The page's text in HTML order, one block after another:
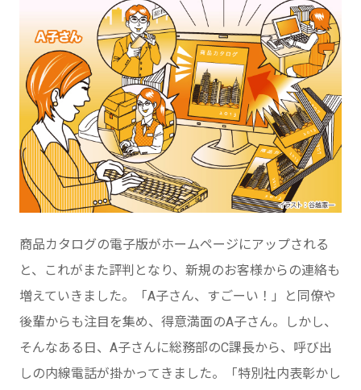
商品カタログの電子版がホームページにアップされる
と、これがまた評判となり、新規のお客様からの連絡も
増えていきました。「A子さん、すごーい！」と同僚や
後輩からも注目を集め、得意満面のA子さん。しかし、
そんなある日、A子さんに総務部のC課長から、呼び出
しの内線電話が掛かってきました。「特別社内表彰かし